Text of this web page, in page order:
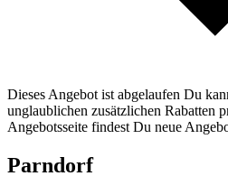
Dieses Angebot ist abgelaufen Du
unglaublichen zusätzlichen Rabatten
Angebotsseite findest Du neue
Parndorf